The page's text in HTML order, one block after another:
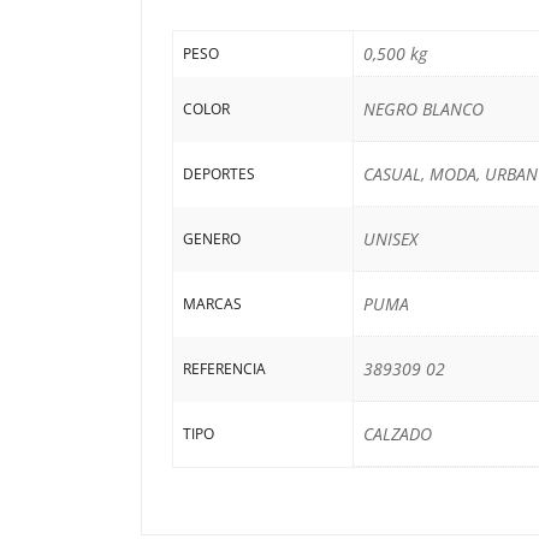
PESO 0,500 kg
COLOR NEGRO BLANCO
DEPORTES CASUAL, MODA,
GENERO UNISEX
MARCAS PUMA
REFERENCIA 389309 02
TIPO CALZADO